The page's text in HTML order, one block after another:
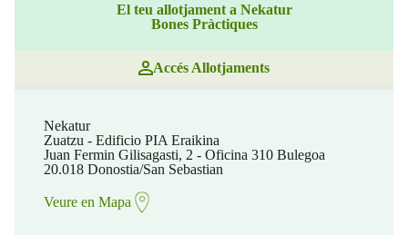
El teu allotjament a Nekatur
Bones Pràctiques
Accés Allotjaments
Nekatur
Zuatzu - Edificio PIA Eraikina
Juan Fermin Gilisagasti, 2 - Oficina 310 Bulegoa
20.018 Donostia/San Sebastian
Veure en Mapa